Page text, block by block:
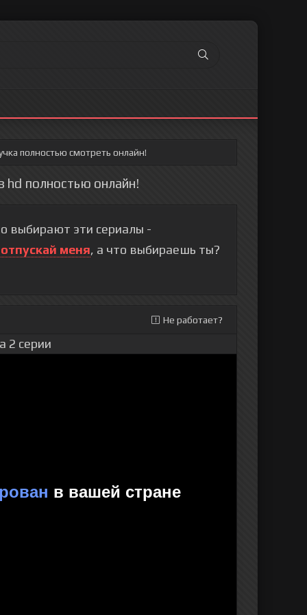
полностью смотреть онлайн!
hd полностью онлайн!
выбирают эти сериалы -
меня, а что выбираешь ты?
Не работает?
2 серии